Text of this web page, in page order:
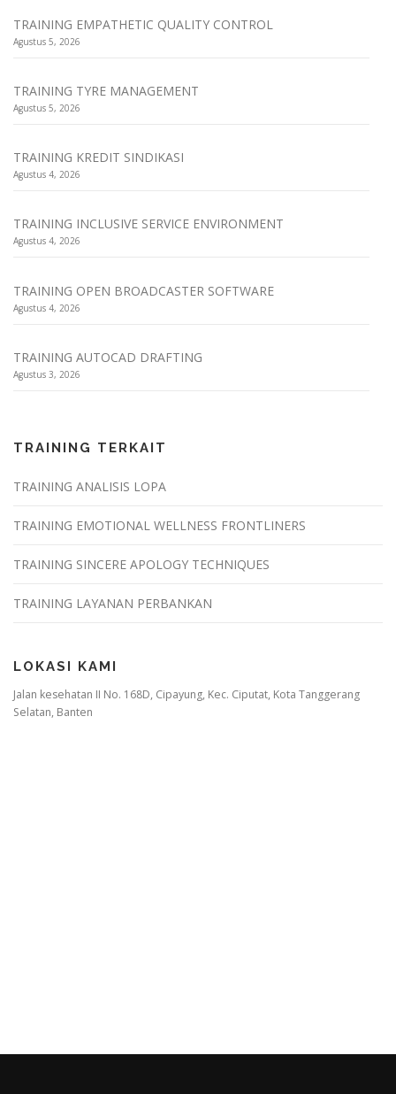
TRAINING EMPATHETIC QUALITY CONTROL
Agustus 5, 2026
TRAINING TYRE MANAGEMENT
Agustus 5, 2026
TRAINING KREDIT SINDIKASI
Agustus 4, 2026
TRAINING INCLUSIVE SERVICE ENVIRONMENT
Agustus 4, 2026
TRAINING OPEN BROADCASTER SOFTWARE
Agustus 4, 2026
TRAINING AUTOCAD DRAFTING
Agustus 3, 2026
TRAINING TERKAIT
TRAINING ANALISIS LOPA
TRAINING EMOTIONAL WELLNESS FRONTLINERS
TRAINING SINCERE APOLOGY TECHNIQUES
TRAINING LAYANAN PERBANKAN
LOKASI KAMI
Jalan kesehatan II No. 168D, Cipayung, Kec. Ciputat, Kota Tanggerang
Selatan, Banten